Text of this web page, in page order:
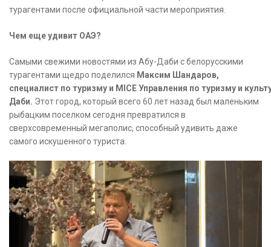
турагентами после официальной части мероприятия.
Чем еще удивит ОАЭ?
Самыми свежими новостями из Абу-Даби с белорусскими
турагентами щедро поделился Максим Шандаров,
специалист по туризму и MICE Управления по туризму и
Даби. Этот город, который всего 60 лет назад был маленьким
рыбацким поселком сегодня превратился в
сверхсовременный мегаполис, способный удивить даже
самого искушенного туриста.